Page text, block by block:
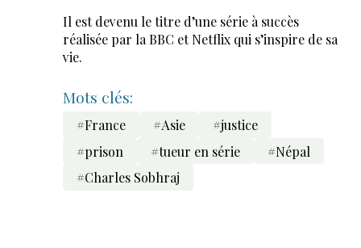
Il est devenu le titre d’une série à succès
réalisée par la BBC et Netflix qui s’inspire de sa
vie.
Mots clés:
#France #Asie
#justice
#prison
#tueur en série
#Népal
#Charles Sobhraj